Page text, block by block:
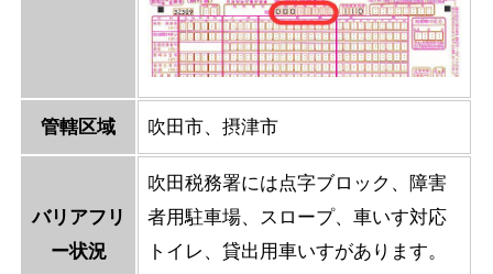
管轄区域 吹田市、摂津市
バリアフリ
ー状況
吹田税務署には点字ブロック、障害
者用駐車場、スロープ、車いす対応
トイレ、貸出用車いすがあります。